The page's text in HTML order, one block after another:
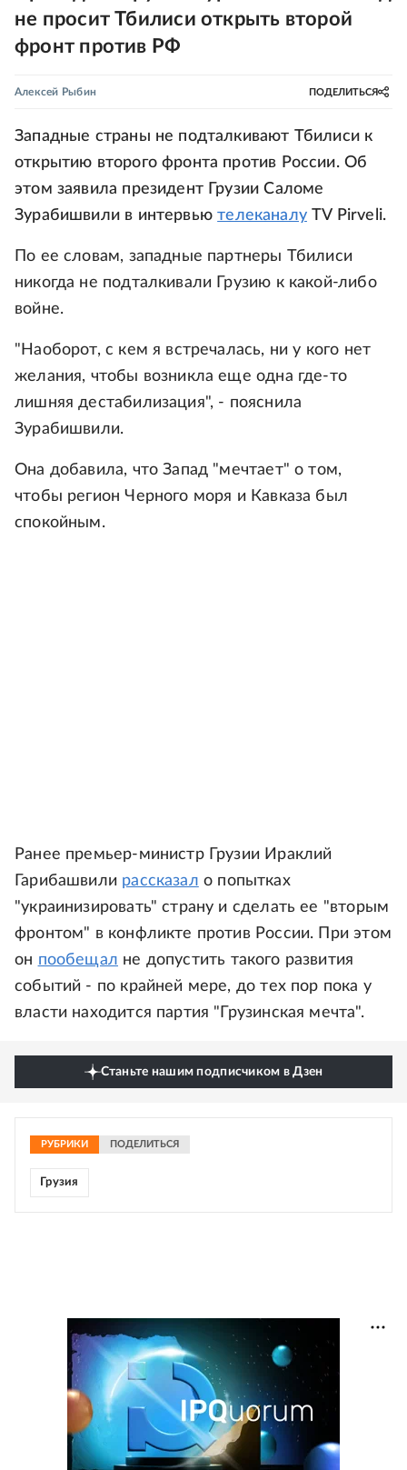
не просит Тбилиси открыть второй
фронт против РФ
Алексей Рыбин ПОДЕЛИТЬСЯ
Западные страны не подталкивают Тбилиси к
открытию второго фронта против России. Об
этом заявила президент Грузии Саломе
Зурабишвили в интервьютелеканалуTV Pirveli.
По ее словам, западные партнеры Тбилиси
никогда не подталкивали Грузию к какой-либо
войне.
"Наоборот, с кем я встречалась, ни у кого нет
желания, чтобы возникла еще одна где-то
лишняя дестабилизация", - пояснила
Зурабишвили.
Она добавила, что Запад "мечтает" о том,
чтобы регион Черного моря и Кавказа был
спокойным.
Ранее премьер-министр Грузии Ираклий
Гарибашвили рассказал о попытках
"украинизировать" страну и сделать ее "вторым
фронтом" в конфликте против России. При этом
он пообещал не допустить такого развития
событий - по крайней мере, до тех пор пока у
власти находится партия "Грузинская мечта".
Станьте нашим подписчиком в Дзен
РУБРИКИ ПОДЕЛИТЬСЯ
Грузия